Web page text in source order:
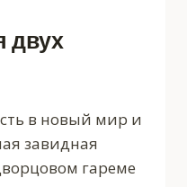
двух
в новый мир и
завидная
гареме